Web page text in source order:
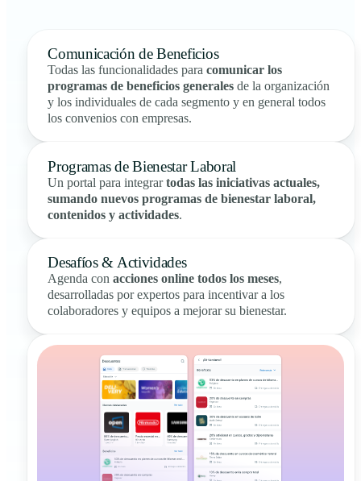
Comunicación de Beneficios
Todas las funcionalidades paracomunicar los
programas de beneficios generales de la organización
y los individuales de cada segmento y en general todos
los convenios con empresas.
Programas de Bienestar Laboral
Un portal para integrartodas las iniciativas actuales,
sumando nuevos programas de bienestar laboral,
contenidos y actividades.
Desafíos & Actividades
Agenda conacciones online todos los meses,
desarrolladas por expertos para incentivar a los
colaboradores y equipos a mejorar su bienestar.